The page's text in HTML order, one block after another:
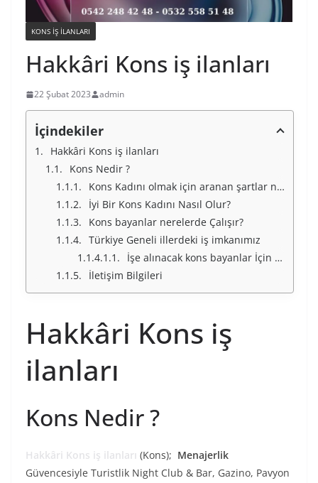
KONS IŞ ILANLARI
Hakkâri Kons iş ilanları
22 Şubat 2023 admin
İçindekiler
Hakkâri Kons iş ilanları
Kons Nedir ?
Kons Kadını olmak için aranan şartlar nelerdir ?
İyi Bir Kons Kadını Nasıl Olur?
Kons bayanlar nerelerde Çalışır?
Türkiye Geneli illerdeki iş imkanımız
İşe alınacak kons bayanlar İçin Türkiye Geneli İllerimiz
İletişim Bilgileri
Hakkâri Kons iş
ilanları
Kons Nedir ?
Hakkâri Kons iş ilanları (Kons); Menajerlik
Güvencesiyle Turistlik Night Club & Bar, Gazino, Pavyon